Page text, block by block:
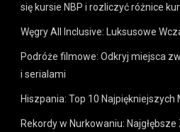
się kursie NBP i rozliczyć różnice
Węgry All Inclusive: Luksusowe
Podróże filmowe: Odkryj miejsca
i serialami
Hiszpania: Top 10 Najpiękniejszych
Rekordy w Nurkowaniu: